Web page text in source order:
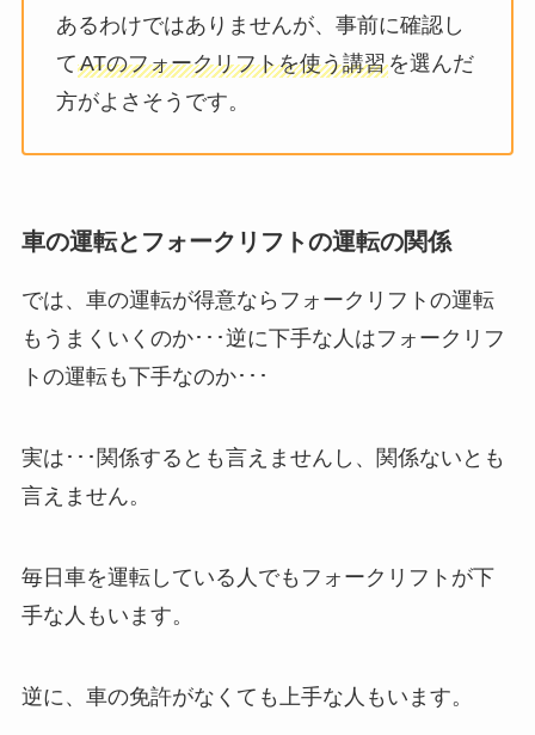
あるわけではありませんが、事前に確認し
てATのフォークリフトを使う講習を選んだ
方がよさそうです。
車の運転とフォークリフトの運転の関係
では、車の運転が得意ならフォークリフトの運転
もうまくいくのか･･･逆に下手な人はフォークリフ
トの運転も下手なのか･･･
実は･･･関係するとも言えませんし、関係ないとも
言えません。
毎日車を運転している人でもフォークリフトが下
手な人もいます。
逆に、車の免許がなくても上手な人もいます。